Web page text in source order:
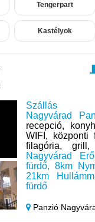
Tengerpart
Kastélyok
Szállás
Nagyvárad
recepció,
WIFI, központi
filagória, grill,
Nagyvárad
fürdő, 8km
21km
fürdő
Panzió